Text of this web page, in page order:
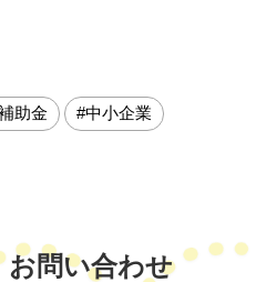
助金 #中小企業
お問い合わせ